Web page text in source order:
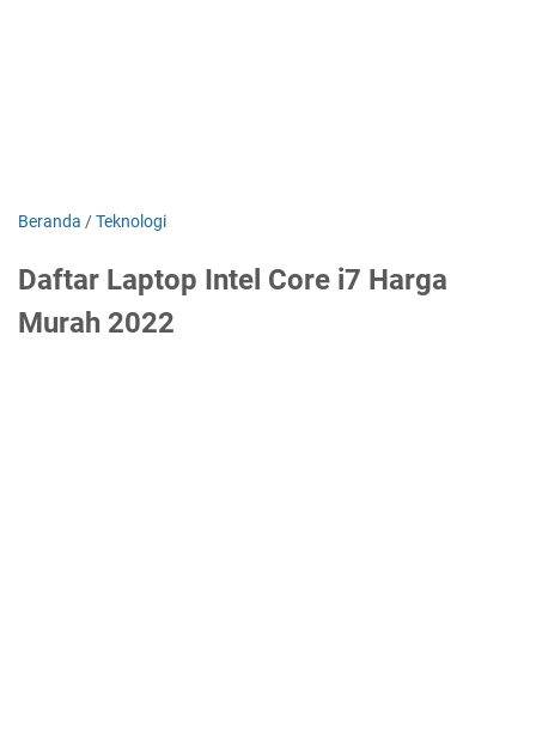
Beranda /Teknologi
Daftar Laptop Intel Core i7 Harga
Murah 2022